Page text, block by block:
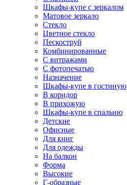
Шкафы-купе с зеркалом
Матовое зеркало
Стекло
Цветное стекло
Пескоструй
Комбинированные
С витражами
С фотопечатью
Назначение
Шкафы-купе в гостиную
В коридор
В прихожую
Шкафы-купе в спальню
Детские
Офисные
Для книг
Для одежды
На балкон
Форма
Высокие
Г-образные